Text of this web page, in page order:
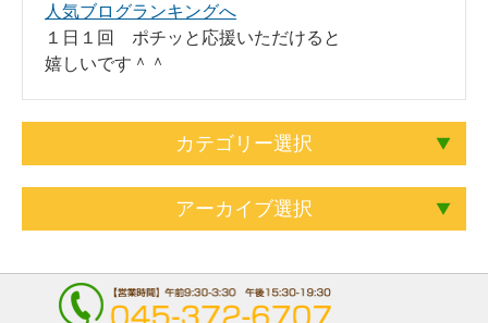
人気ブログランキングへ
１日１回 ポチッと応援いただけると
嬉しいです＾＾
カテゴリー選択
アーカイブ選択